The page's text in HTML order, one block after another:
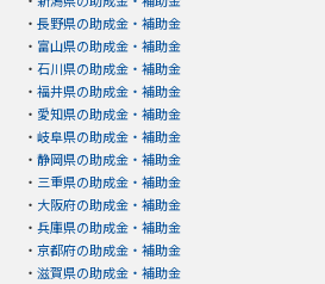
・ 長野県の助成金・補助金
・ 富山県の助成金・補助金
・ 石川県の助成金・補助金
・ 福井県の助成金・補助金
・ 愛知県の助成金・補助金
・ 岐阜県の助成金・補助金
・ 静岡県の助成金・補助金
・ 三重県の助成金・補助金
・ 大阪府の助成金・補助金
・ 兵庫県の助成金・補助金
・ 京都府の助成金・補助金
・ 滋賀県の助成金・補助金